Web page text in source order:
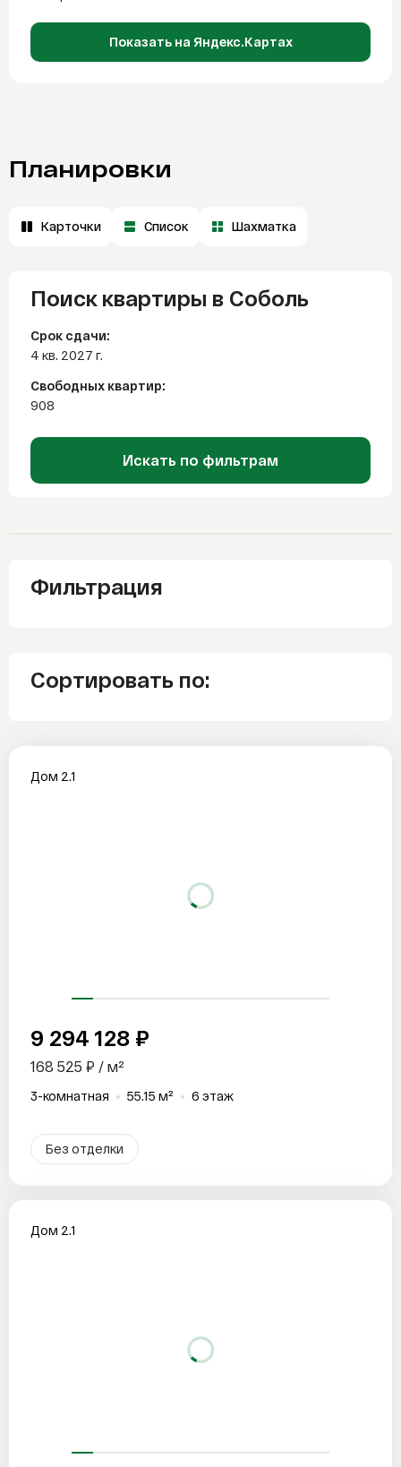
Показать на Яндекс.Картах
Планировки
Карточки Список Шахматка
Поиск квартиры в Соболь
Срок сдачи:
4 кв. 2027 г.
Свободных квартир:
908
Искать по фильтрам
Фильтрация
Сортировать по:
Дом 2.1
9 294 128 ₽
168 525 ₽ / м²
3-комнатная 55.15 м² 6 этаж
Без отделки
Дом 2.1